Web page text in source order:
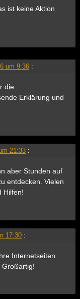
ist keine Aktion
um 9:36 :
die
Erklärung und
21:33 :
aber Stunden auf
entdecken. Vielen
Hilfen!
17:30 :
Internetseiten
Großartig!